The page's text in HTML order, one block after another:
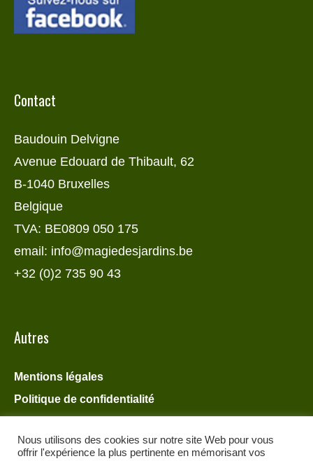
Contact
Baudouin Delvigne
Avenue Edouard de Thibault, 62
B-1040 Bruxelles
Belgique
TVA: BE0809 050 175
email: info@magiedesjardins.be
+32 (0)2 735 90 43
Autres
Mentions légales
Politique de confidentialité
Nous utilisons des cookies sur notre site Web pour vous
offrir l'expérience la plus pertinente en mémorisant vos